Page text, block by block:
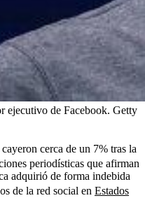
ejecutivo de Facebook. Getty
cayeron cerca de un 7% tras la
periodísticas que afirman
adquirió de forma indebida
de la red social en Estados